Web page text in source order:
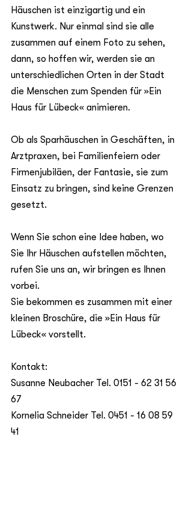
Häuschen ist einzigartig und ein
Kunstwerk. Nur einmal sind sie alle
zusammen auf einem Foto zu sehen,
dann, so hoffen wir, werden sie an
unterschiedlichen Orten in der Stadt
die Menschen zum Spenden für »Ein
Haus für Lübeck« animieren.
Ob als Sparhäuschen in Geschäften, in
Arztpraxen, bei Familienfeiern oder
Firmenjubiläen, der Fantasie, sie zum
Einsatz zu bringen, sind keine Grenzen
gesetzt.
Wenn Sie schon eine Idee haben, wo
Sie Ihr Häuschen aufstellen möchten,
rufen Sie uns an, wir bringen es Ihnen
vorbei.
Sie bekommen es zusammen mit einer
kleinen Broschüre, die »Ein Haus für
Lübeck« vorstellt.
Kontakt:
Susanne Neubacher Tel. 0151 - 62 31 56
67
Kornelia Schneider Tel. 0451 - 16 08 59
41